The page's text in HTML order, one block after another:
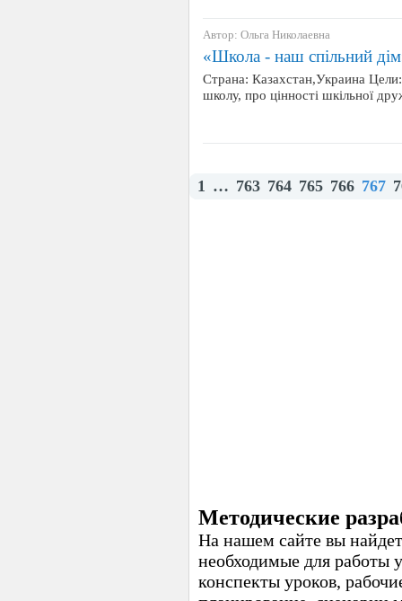
Автор: Ольга Николаевна
«Школа - наш спільний
Страна: Казахстан,Украина
школу, про цінності шкільної
1 … 763 764 765 766 767
Методические
На нашем сайте вы
необходимые для работы
конспекты уроков,